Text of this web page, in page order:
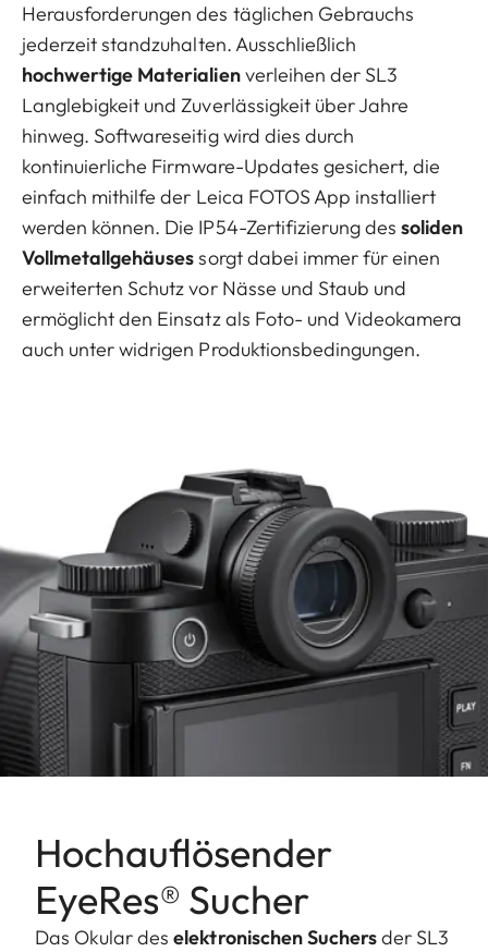
Herausforderungen des täglichen Gebrauchs
jederzeit standzuhalten. Ausschließlich
hochwertige Materialienverleihen der SL3
Langlebigkeit und Zuverlässigkeit über Jahre
hinweg. Softwareseitig wird dies durch
kontinuierliche Firmware-Updates gesichert, die
einfach mithilfe der Leica FOTOS App installiert
werden können. Die IP54-Zertifizierung dessoliden
Vollmetallgehäusessorgt dabei immer für einen
erweiterten Schutz vor Nässe und Staub und
ermöglicht den Einsatz als Foto- und Videokamera
auch unter widrigen Produktionsbedingungen.
Hochauflösender
EyeRes® Sucher
Das Okular deselektronischen Suchersder SL3